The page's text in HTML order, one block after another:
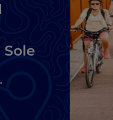
Sole